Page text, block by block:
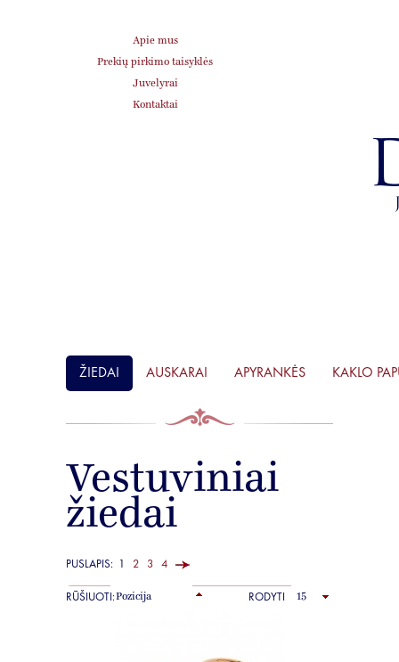
Apie mus
Prekių pirkimo taisyklės
Juvelyrai
Kontaktai
ŽIEDAI AUSKARAI APYRANKĖS KAKLO
Vestuviniai
žiedai
PUSLAPIS: 1 2 3 4
RŪŠIUOTI: RODYTI